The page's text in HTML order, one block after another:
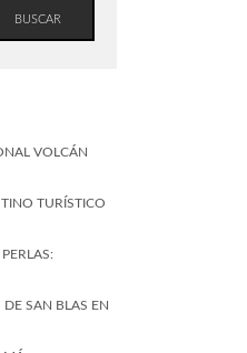
BUSCAR
VOLCÁN
TURÍSTICO
DE SAN BLAS EN